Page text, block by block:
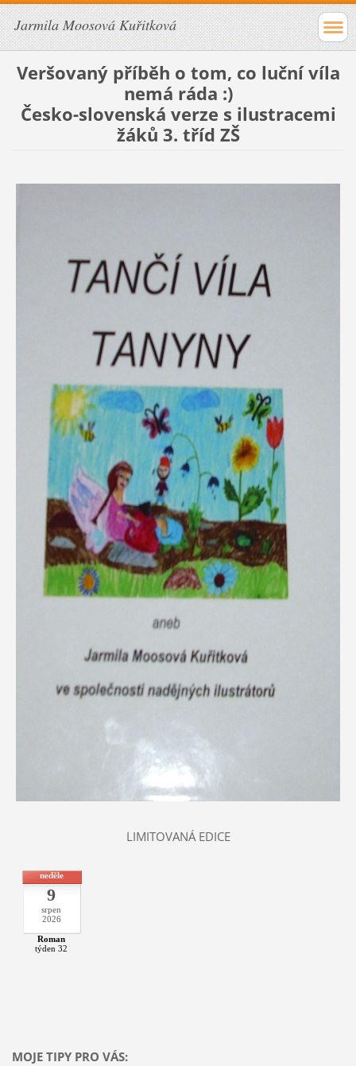
Jarmila Moosová Kuřitková
Veršovaný příběh o tom, co luční víla
nemá ráda :)
Česko-slovenská verze s ilustracemi
žáků 3. tříd ZŠ
LIMITOVANÁ EDICE
neděle
9
srpen
2026
Roman
týden 32
MOJE TIPY PRO VÁS: